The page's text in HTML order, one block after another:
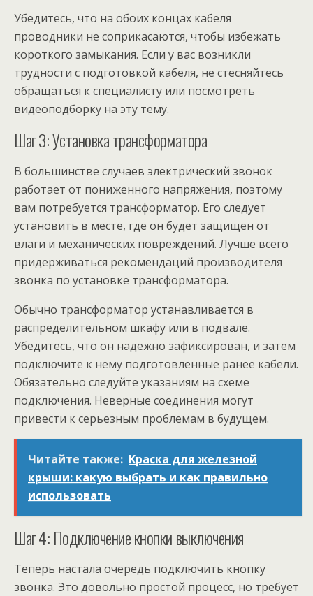
Убедитесь, что на обоих концах кабеля
проводники не соприкасаются, чтобы избежать
короткого замыкания. Если у вас возникли
трудности с подготовкой кабеля, не стесняйтесь
обращаться к специалисту или посмотреть
видеоподборку на эту тему.
Шаг 3: Установка трансформатора
В большинстве случаев электрический звонок
работает от пониженного напряжения, поэтому
вам потребуется трансформатор. Его следует
установить в месте, где он будет защищен от
влаги и механических повреждений. Лучше всего
придерживаться рекомендаций производителя
звонка по установке трансформатора.
Обычно трансформатор устанавливается в
распределительном шкафу или в подвале.
Убедитесь, что он надежно зафиксирован, и затем
подключите к нему подготовленные ранее кабели.
Обязательно следуйте указаниям на схеме
подключения. Неверные соединения могут
привести к серьезным проблемам в будущем.
Читайте также: Краска для железной
крыши: какую выбрать и как правильно
использовать
Шаг 4: Подключение кнопки выключения
Теперь настала очередь подключить кнопку
звонка. Это довольно простой процесс, но требует